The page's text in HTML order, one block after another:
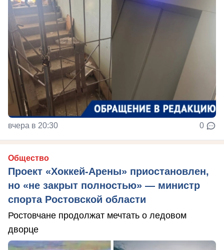
вчера в 20:30 0
Общество
Проект «Хоккей-Арены» приостановлен,
но «не закрыт полностью» — министр
спорта Ростовской области
Ростовчане продолжат мечтать о ледовом
дворце